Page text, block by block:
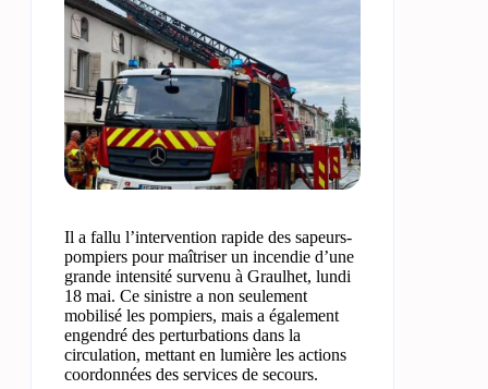
Il a fallu l’intervention rapide des sapeurs-
pompiers pour maîtriser un incendie d’une
grande intensité survenu à Graulhet, lundi
18 mai. Ce sinistre a non seulement
mobilisé les pompiers, mais a également
engendré des perturbations dans la
circulation, mettant en lumière les actions
coordonnées des services de secours.